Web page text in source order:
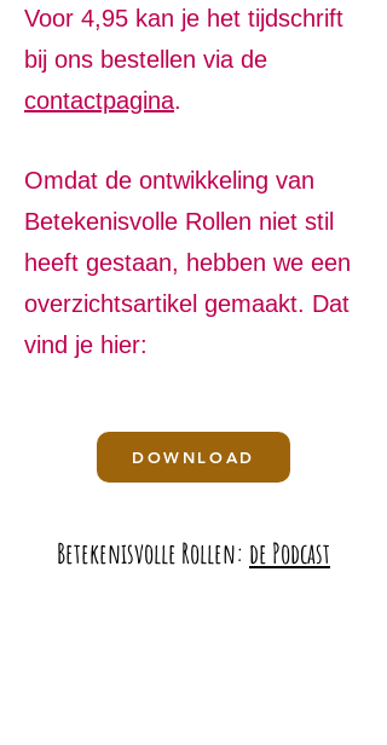
Voor 4,95 kan je het tijdschrift
bij ons bestellen via de
contactpagina.
Omdat de ontwikkeling van
Betekenisvolle Rollen niet stil
heeft gestaan, hebben we een
overzichtsartikel gemaakt. Dat
vind je hier:
DOWNLOAD
Betekenisvolle Rollen: de Podcast